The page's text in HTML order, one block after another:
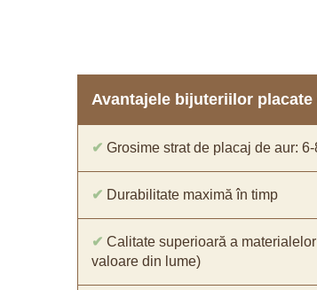
Avantajele bijuteriilor placate
✔ Grosime strat de placaj de aur:
✔ Durabilitate maximă în timp
✔ Calitate superioară a
valoare din lume)